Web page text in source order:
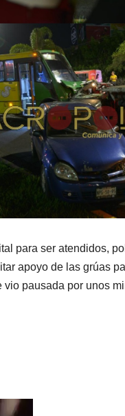
para ser atendidos,
apoyo de las grúas
pausada por unos